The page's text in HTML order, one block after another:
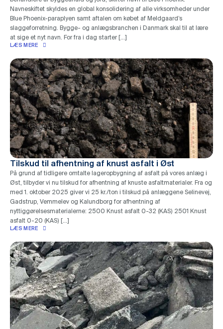
Navneskiftet skyldes en global konsolidering af alle virksomheder under
Blue Phoenix-paraplyen samt aftalen om købet af Meldgaard’s
slaggeforretning. Bygge- og anlægsbranchen i Danmark skal til at lære
at sige et nyt navn. For fra i dag starter […]
LÆS MERE
Tilskud til afhentning af knust asfalt i Øst
På grund af tidligere omtalte lageropbygning af asfalt på vores anlæg i
Øst, tilbyder vi nu tilskud for afhentning af knuste asfaltmaterialer. Fra og
med 1. oktober 2025 giver vi 25 kr./ton i tilskud på anlæggene Selinevej,
Gadstrup, Vemmelev og Kalundborg for afhentning af
nyttiggørelsesmaterialerne: 2500 Knust asfalt 0-32 (KAS) 2501 Knust
asfalt 0-20 (KAS) […]
LÆS MERE